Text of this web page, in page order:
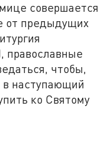
совершается
от предыдущих
православные
чтобы,
в наступающий
ко Святому